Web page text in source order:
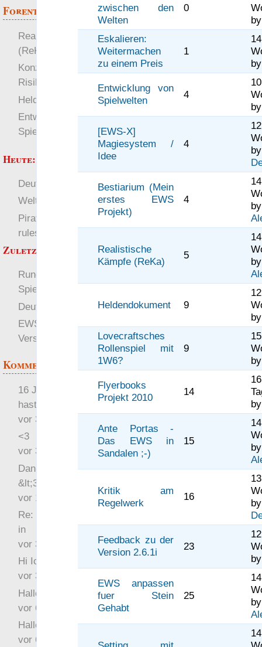
zwischen den
Welten
0
Eskalieren:
Weitermachen
zu einem Preis
1
Entwicklung von
Spielwelten
4
[EWS-X]
Magiesystem /
Idee
4
by
Bestiarium (Mein
erstes EWS
Projekt)
4
by
Realistische
Kämpfe (ReKa)
5
by
Heldendokument 9
Lovecraftsches
Rollenspiel mit
1W6?
9
Flyerbooks
Projekt 2010
14
Ante Portas -
Das EWS in
Sandalen ;-)
15
by
Kritik am
Regelwerk
16
by
Feedback zu der
Version 2.6.1i
23
EWS anpassen
fuer Stein
Gehabt
25
by
Forenthemen
Realistische Kämpfe
(ReKa)
Konzept für Schwächen:
Risiko
Heldendokument
Entwicklung von
Spielwelten
more
Heute:
Deutsch
RaumZeit
Welten
Pirate Party Flyerbook
rules
Zuletzt angezeigt:
Runden in Runden -
Spielbericht 1
Deutsch
EWS 2.0.1 - Eine neue
Version des EWS
Kommentare
16 Jahre später: mist, du
hast Recht …
vor 31 Wochen 2 Tage
<3
vor 34 Wochen 3 Tage
Danke für das Statement
&lt;3
vor 1 Jahr 48 Wochen
Re: Hi Ich bin völlig neu
in
vor 3 Jahre 32 Wochen
Hi Ich bin völlig neu in
vor 3 Jahre 45 Wochen
Hallo Ochrasylion
vor 6 Jahre 9 Wochen
Hallo Drak
vor 6 Jahre 10 Wochen